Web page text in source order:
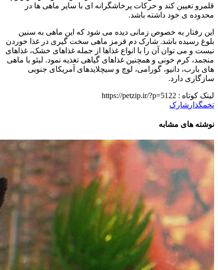
قلمرو تعیین کند و حرکات پرخاشگرانه ای با سایر ماهی ها در
محدوده ی خود داشته باشد.
این رفتار به خصوص زمانی دیده می شود که این ماهی به سنین
بلوغ رسیده باشد. شارک دم قرمز ماهی سخت گیری در غذا خوردن
نیست و می توان آن را با انواع غذاها از جمله غذاهای خشک، غذاهای
منجمد، کرم خونی و همچنین غذاهای گیاهی تغذیه نمود. لبئو با ماهی
های بارب، دانیو، گورامی، لوچ و سیچلایدهای آمریکای جنوبی
سازگاری دارد.
لینک کوتاه : https://petzip.ir/?p=5122
تخمگذار شارک
نوشته های مشابه